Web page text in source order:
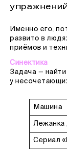
Именно его,
развито в
приёмов и
Синектика
Задача —
у
Машина
Лежанка
Сериал